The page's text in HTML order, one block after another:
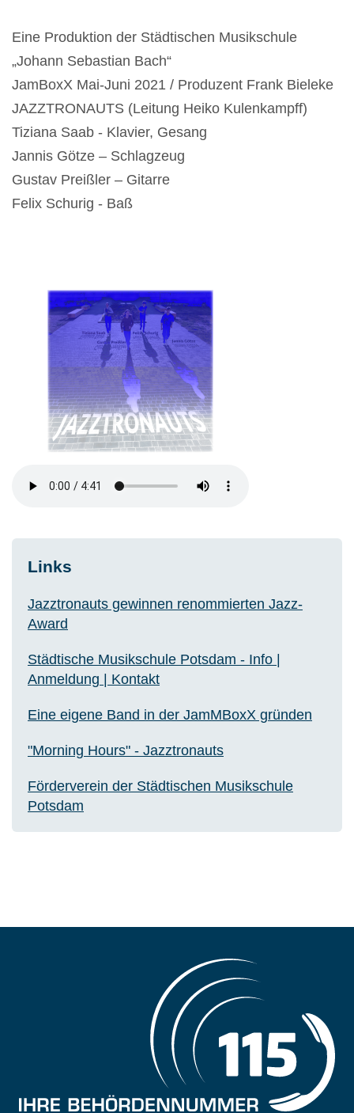
Eine Produktion der Städtischen Musikschule
„Johann Sebastian Bach“
JamBoxX Mai-Juni 2021 / Produzent Frank Bieleke
JAZZTRONAUTS (Leitung Heiko Kulenkampff)
Tiziana Saab - Klavier, Gesang
Jannis Götze – Schlagzeug
Gustav Preißler – Gitarre
Felix Schurig - Baß
Links
Jazztronauts gewinnen renommierten Jazz-
Award
Städtische Musikschule Potsdam - Info |
Anmeldung | Kontakt
Eine eigene Band in der JamMBoxX gründen
"Morning Hours" - Jazztronauts
Förderverein der Städtischen Musikschule
Potsdam